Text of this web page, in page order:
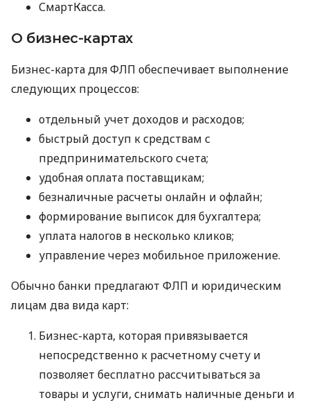
СмартКасса.
О бизнес-картах
Бизнес-карта для ФЛП обеспечивает выполнение
следующих процессов:
отдельный учет доходов и расходов;
быстрый доступ к средствам с
предпринимательского счета;
удобная оплата поставщикам;
безналичные расчеты онлайн и офлайн;
формирование выписок для бухгалтера;
уплата налогов в несколько кликов;
управление через мобильное приложение.
Обычно банки предлагают ФЛП и юридическим
лицам два вида карт:
Бизнес-карта, которая привязывается
непосредственно к расчетному счету и
позволяет бесплатно рассчитываться за
товары и услуги, снимать наличные деньги и